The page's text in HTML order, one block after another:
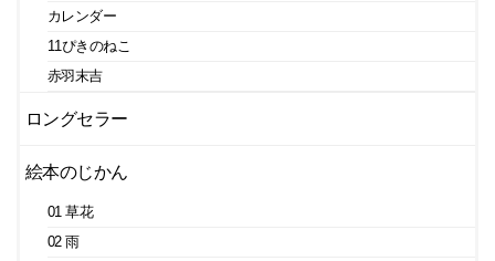
カレンダー
11ぴきのねこ
赤羽末吉
ロングセラー
絵本のじかん
01 草花
02 雨